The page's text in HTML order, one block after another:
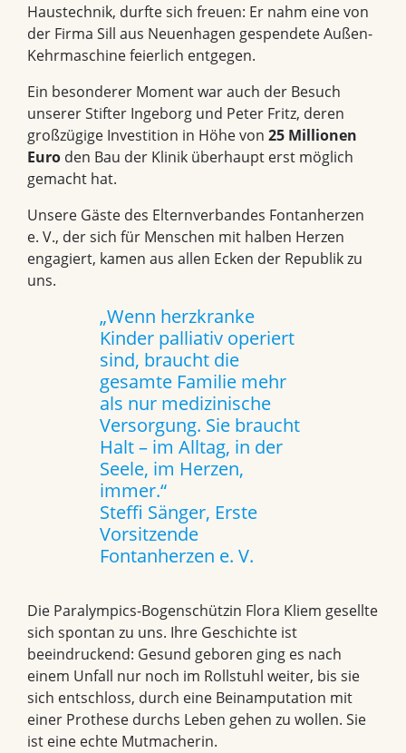
Haustechnik, durfte sich freuen: Er nahm eine von
der Firma Sill aus Neuenhagen gespendete Außen-
Kehrmaschine feierlich entgegen.
Ein besonderer Moment war auch der Besuch
unserer Stifter Ingeborg und Peter Fritz, deren
großzügige Investition in Höhe von 25 Millionen
Euro den Bau der Klinik überhaupt erst möglich
gemacht hat.
Unsere Gäste des Elternverbandes Fontanherzen
e. V., der sich für Menschen mit halben Herzen
engagiert, kamen aus allen Ecken der Republik zu
uns.
„Wenn herzkranke
Kinder palliativ operiert
sind, braucht die
gesamte Familie mehr
als nur medizinische
Versorgung. Sie braucht
Halt – im Alltag, in der
Seele, im Herzen,
immer.“
Steffi Sänger, Erste
Vorsitzende
Fontanherzen e. V.
Die Paralympics-Bogenschützin Flora Kliem gesellte
sich spontan zu uns. Ihre Geschichte ist
beeindruckend: Gesund geboren ging es nach
einem Unfall nur noch im Rollstuhl weiter, bis sie
sich entschloss, durch eine Beinamputation mit
einer Prothese durchs Leben gehen zu wollen. Sie
ist eine echte Mutmacherin.